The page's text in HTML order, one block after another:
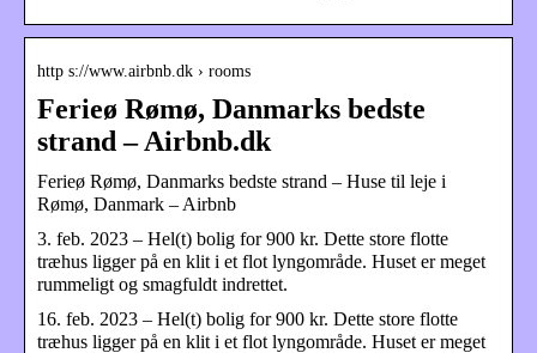
http s://www.airbnb.dk › rooms
Ferieø Rømø, Danmarks bedste
strand – Airbnb.dk
Ferieø Rømø, Danmarks bedste strand – Huse til leje i
Rømø, Danmark – Airbnb
3. feb. 2023 – Hel(t) bolig for 900 kr. Dette store flotte
træhus ligger på en klit i et flot lyngområde. Huset er meget
rummeligt og smagfuldt indrettet.
16. feb. 2023 – Hel(t) bolig for 900 kr. Dette store flotte
træhus ligger på en klit i et flot lyngområde. Huset er meget